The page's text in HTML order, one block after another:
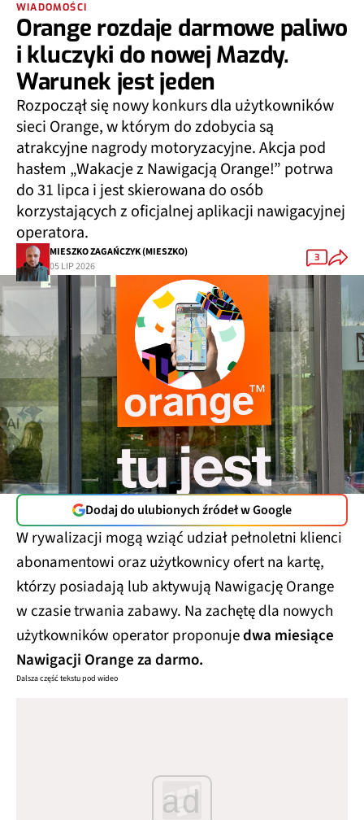
WIADOMOŚCI
Orange rozdaje darmowe paliwo
i kluczyki do nowej Mazdy.
Warunek jest jeden
Rozpoczął się nowy konkurs dla użytkowników
sieci Orange, w którym do zdobycia są
atrakcyjne nagrody motoryzacyjne. Akcja pod
hasłem „Wakacje z Nawigacją Orange!” potrwa
do 31 lipca i jest skierowana do osób
korzystających z oficjalnej aplikacji nawigacyjnej
operatora.
MIESZKO ZAGAŃCZYK (MIESZKO)
05 LIP 2026
3
Dodaj do ulubionych źródeł w Google
W rywalizacji mogą wziąć udział pełnoletni klienci
abonamentowi oraz użytkownicy ofert na kartę,
którzy posiadają lub aktywują Nawigację Orange
w czasie trwania zabawy. Na zachętę dla nowych
użytkowników operator proponujedwa miesiące
Nawigacji Orange za darmo.
Dalsza część tekstu pod wideo
ad